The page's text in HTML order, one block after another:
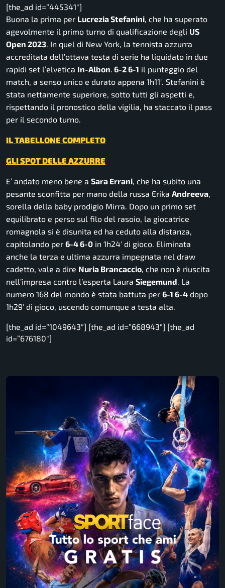
[the_ad id=”445341″]
Buona la prima per Lucrezia Stefanini, che ha superato
agevolmente il primo turno di qualificazione degli US
Open 2023. In quel di New York, la tennista azzurra
accreditata dell’ottava testa di serie ha liquidato in due
rapidi set l’elvetica In-Albon. 6-2 6-1 il punteggio del
match, a senso unico e durato appena 1h11′. Stefanini è
stata nettamente superiore, sotto tutti gli aspetti e,
rispettando il pronostico della vigilia, ha staccato il pass
per il secondo turno.
IL TABELLONE COMPLETO
GLI SPOT DELLE AZZURRE
E’ andato meno bene a Sara Errani, che ha subito una
pesante sconfitta per mano della russa Erika Andreeva,
sorella della baby prodigio Mirra. Dopo un primo set
equilibrato e perso sul filo del rasoio, la giocatrice
romagnola si è disunita ed ha ceduto alla distanza,
capitolando per 6-4 6-0 in 1h24′ di gioco. Eliminata
anche la terza e ultima azzurra impegnata nel draw
cadetto, vale a dire Nuria Brancaccio, che non è riuscita
nell’impresa contro l’esperta Laura Siegemund. La
numero 168 del mondo è stata battuta per 6-1 6-4 dopo
1h29′ di gioco, uscendo comunque a testa alta.
[the_ad id=”1049643″] [the_ad id=”668943″] [the_ad
id=”676180″]